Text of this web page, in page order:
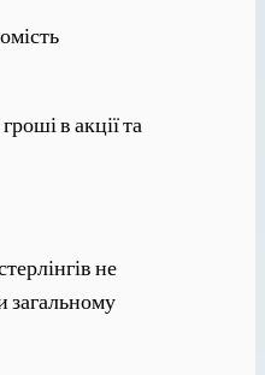
в акції та
не
загальному